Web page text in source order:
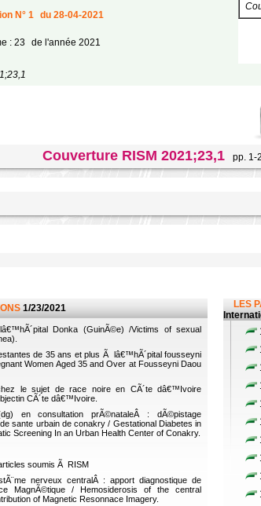
N° 1 du 28-04-2021
: 23 de l'année 2021
Couverture RISM 2021;23,1 pp. 1-
1/23/2021
Donka (GuinÃ©e) /Victims of sexual
de 35 ans et plus Ã lâ€™hÃ´pital fousseyni
Women Aged 35 and Over at Fousseyni Daou
le sujet de race noire en CÃ´te dâ€™Ivoire
CÃ´te dâ€™Ivoire.
en consultation prÃ©nataleÂ : dÃ©pistage
sante urbain de conakry / Gestational Diabetes in
Screening In an Urban Health Center of Conakry.
soumis Ã RISM
nerveux centralÂ : apport diagnostique de
MagnÃ©tique / Hemosiderosis of the central
of Magnetic Resonnace Imagery.
LES